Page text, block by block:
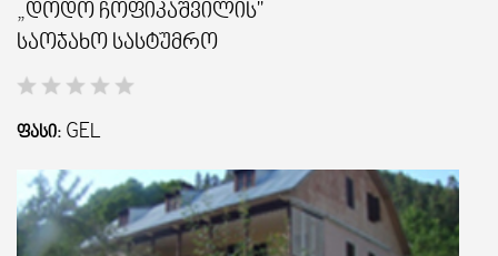
„დოდო ჩოფიკაშვილის"
საოჯახო სასტუმრო
ᲤᲐᲡᲘ: GEL